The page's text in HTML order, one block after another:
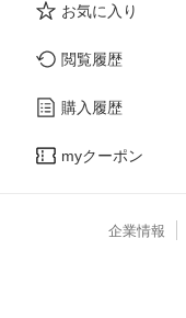
お気に入り
閲覧履歴
購入履歴
myクーポン
企業情報